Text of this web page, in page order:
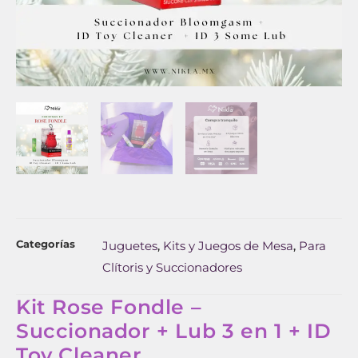
Categorías Juguetes, Kits y Juegos de Mesa, Para
Clítoris y Succionadores
Kit Rose Fondle –
Succionador + Lub 3 en 1 + ID